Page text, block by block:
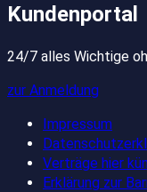
Kundenportal
24/7 alles Wichtige
zur Anmeldung
Impressum
Verträge hier
Erklärung zur